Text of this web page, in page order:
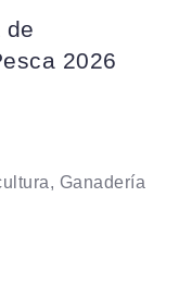
de
2026
Ganadería